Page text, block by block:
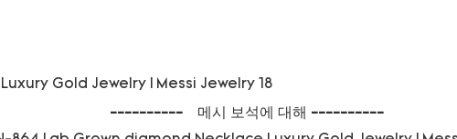
---------- 메시 보석에 대해 ----------